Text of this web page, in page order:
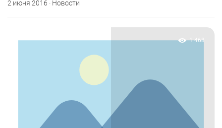
2 июня 2016 · Новости
1 468